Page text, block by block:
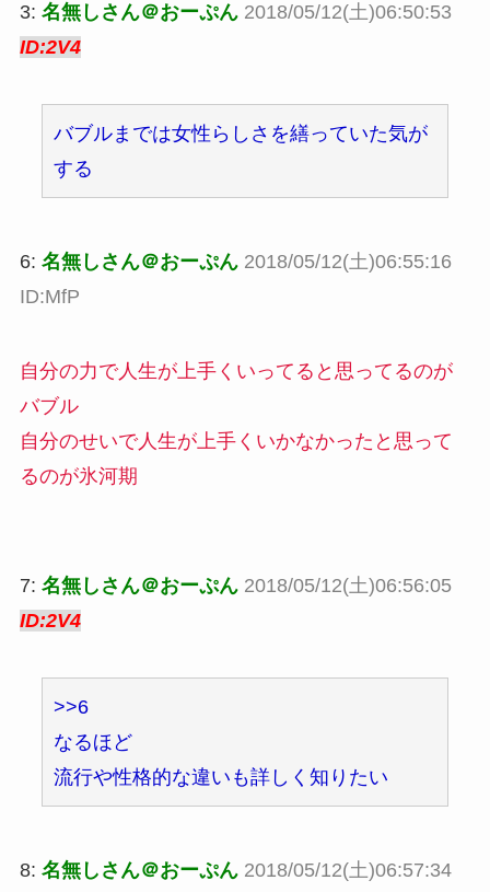
3: 名無しさん＠おーぷん 2018/05/12(土)06:50:53
ID:2V4
バブルまでは女性らしさを繕っていた気が
する
6: 名無しさん＠おーぷん 2018/05/12(土)06:55:16
ID:MfP
自分の力で人生が上手くいってると思ってるのが
バブル
自分のせいで人生が上手くいかなかったと思って
るのが氷河期
7: 名無しさん＠おーぷん 2018/05/12(土)06:56:05
ID:2V4
>>6
なるほど
流行や性格的な違いも詳しく知りたい
8: 名無しさん＠おーぷん 2018/05/12(土)06:57:34